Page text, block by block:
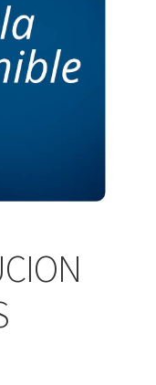
Y DATOS
DE